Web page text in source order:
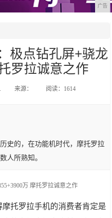
广告
极点钻孔屏+骁龙
罗拉诚意之作
来源： 阅读：1614
史的，在功能机时代，摩托罗拉
人所熟知。
托罗拉手机的消费者肯定是